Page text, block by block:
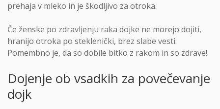
prehaja v mleko in je škodljivo za otroka.
Če ženske po zdravljenju raka dojke ne morejo dojiti,
hranijo otroka po steklenički, brez slabe vesti.
Pomembno je, da so dobile bitko z rakom in so zdrave!
Dojenje ob vsadkih za povečevanje
dojk